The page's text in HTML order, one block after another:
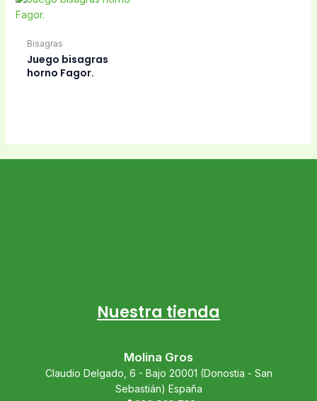
Bisagras
Juego bisagras
horno Fagor.
Nuestra tienda
Molina Gros
Claudio Delgado, 6 - Bajo 20001 (Donostia - San
Sebastián) España